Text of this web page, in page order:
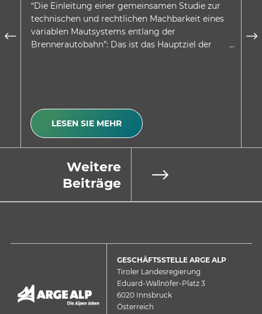
“Die Einleitung einer gemeinsamen Studie zur
technischen und rechtlichen Machbarkeit eines
variablen Mautsystems entlang der
Brennerautobahn”: Das ist das Hauptziel der
LESEN SIE MEHR
Weitere
Beiträge
GESCHÄFTSSTELLE ARGE ALP
Tiroler Landesregierung
Eduard-Wallnöfer-Platz 3
6020 Innsbruck
Österreich